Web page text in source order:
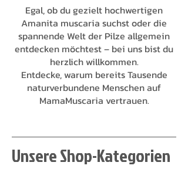
Egal, ob du gezielt hochwertigen
Amanita muscaria suchst oder die
spannende Welt der Pilze allgemein
entdecken möchtest – bei uns bist du
herzlich willkommen.
Entdecke, warum bereits Tausende
naturverbundene Menschen auf
MamaMuscaria vertrauen.
Unsere Shop-Kategorien